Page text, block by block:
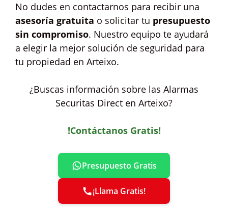
No dudes en contactarnos para recibir una
asesoría gratuita o solicitar tu presupuesto
sin compromiso. Nuestro equipo te ayudará
a elegir la mejor solución de seguridad para
tu propiedad en Arteixo.
¿Buscas información sobre las Alarmas
Securitas Direct en Arteixo?
!Contáctanos Gratis!
Presupuesto Gratis
¡Llama Gratis!